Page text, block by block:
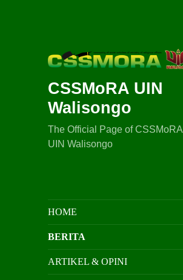
CSSMoRA UIN
Walisongo
The Official Page of CSSMoRA
UIN Walisongo
HOME
BERITA
ARTIKEL & OPINI